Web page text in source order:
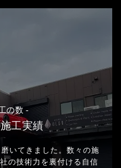
の数 -
工実績
いてきました。 数々の施
の技術力を裏付ける 自信